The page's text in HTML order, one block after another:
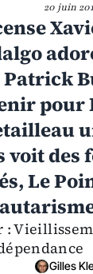
20 juin
pour
voit
Le
:
Gilles